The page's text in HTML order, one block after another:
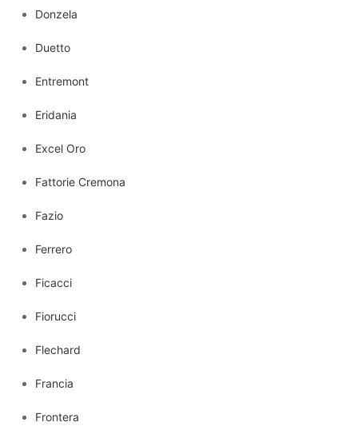
Donzela
Duetto
Entremont
Eridania
Excel Oro
Fattorie Cremona
Fazio
Ferrero
Ficacci
Fiorucci
Flechard
Francia
Frontera